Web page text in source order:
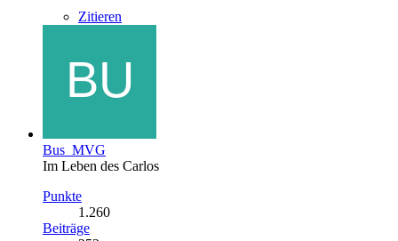
Zitieren
Bus_MVG
Im Leben des Carlos
Punkte
1.260
Beiträge